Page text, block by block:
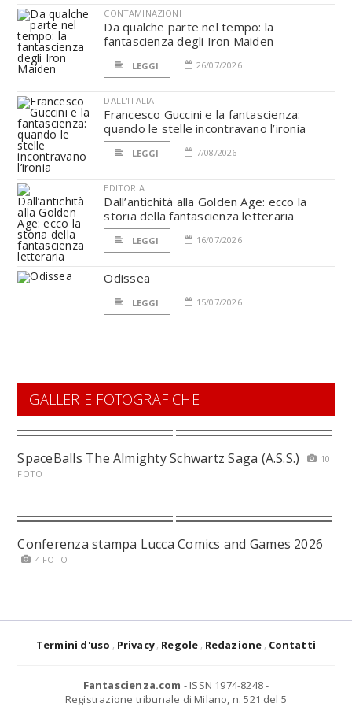
CONTAMINAZIONI
Da qualche parte nel tempo: la
fantascienza degli Iron Maiden
LEGGI 26/07/2026
DALL'ITALIA
Francesco Guccini e la fantascienza:
quando le stelle incontravano l’ironia
LEGGI 7/08/2026
EDITORIA
Dall’antichità alla Golden Age: ecco la
storia della fantascienza letteraria
LEGGI 16/07/2026
Odissea
LEGGI 15/07/2026
GALLERIE FOTOGRAFICHE
SpaceBalls The Almighty Schwartz Saga (A.S.S.)
10
FOTO
Conferenza stampa Lucca Comics and Games 2026
4 FOTO
Termini d'uso Privacy Regole Redazione Contatti
Fantascienza.com - ISSN 1974-8248 -
Registrazione tribunale di Milano, n. 521 del 5